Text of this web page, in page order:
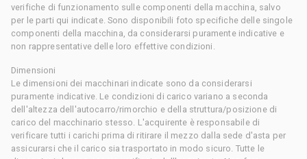
verifiche di funzionamento sulle componenti della macchina, salvo
per le parti qui indicate. Sono disponibili foto specifiche delle singole
componenti della macchina, da considerarsi puramente indicative e
non rappresentative delle loro effettive condizioni.
Dimensioni
Le dimensioni dei macchinari indicate sono da considerarsi
puramente indicative. Le condizioni di carico variano a seconda
dell'altezza dell'autocarro/rimorchio e della struttura/posizione di
carico del macchinario stesso. L'acquirente è responsabile di
verificare tutti i carichi prima di ritirare il mezzo dalla sede d'asta per
assicurarsi che il carico sia trasportato in modo sicuro. Tutte le